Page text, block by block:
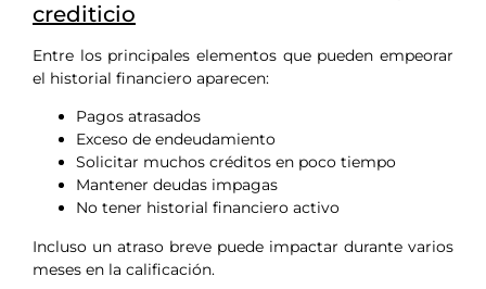
crediticio
Entre los principales elementos que pueden empeorar
el historial financiero aparecen:
Pagos atrasados
Exceso de endeudamiento
Solicitar muchos créditos en poco tiempo
Mantener deudas impagas
No tener historial financiero activo
Incluso un atraso breve puede impactar durante varios
meses en la calificación.